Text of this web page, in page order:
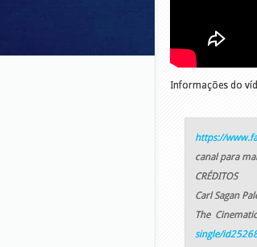
Informações do
https://
canal para
CRÉDITOS
Carl Sagan
The
single/